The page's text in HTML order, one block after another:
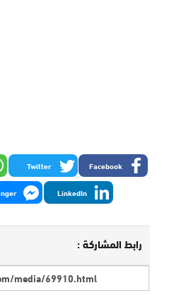
Facebook
Twitter
LinkedIn
رابط المشاركة :